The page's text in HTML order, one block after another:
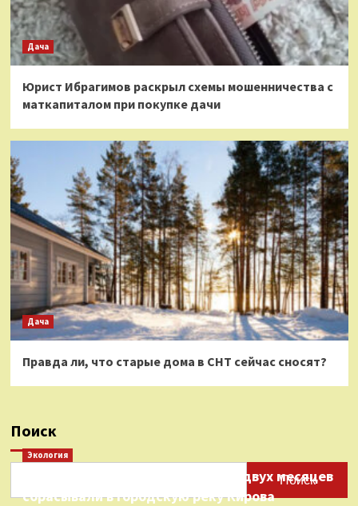
Дача
Юрист Ибрагимов раскрыл схемы мошенничества с
маткапиталом при покупке дачи
Дача
Правда ли, что старые дома в СНТ сейчас сносят?
Поиск
Поиск
Экология
Нефтепродукты на протяжении двух месяцев
сбрасывали в городскую реку Кирова